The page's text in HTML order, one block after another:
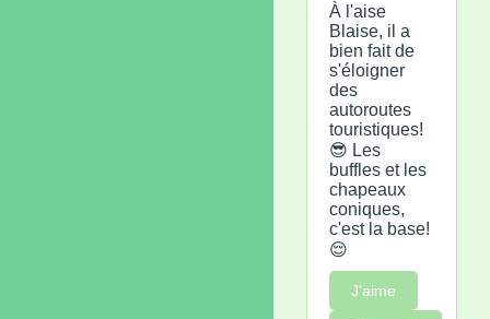
À l'aise
Blaise, il a
bien fait de
s'éloigner
des
autoroutes
touristiques!
😎 Les
buffles et les
chapeaux
coniques,
c'est la base!
😌
J'aime